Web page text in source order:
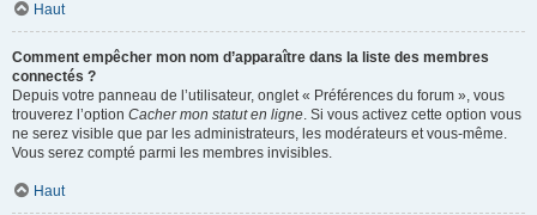
Haut
Comment empêcher mon nom d’apparaître dans la liste des membres
connectés ?
Depuis votre panneau de l’utilisateur, onglet « Préférences du forum », vous
trouverez l’option Cacher mon statut en ligne. Si vous activez cette option vous
ne serez visible que par les administrateurs, les modérateurs et vous-même.
Vous serez compté parmi les membres invisibles.
Haut